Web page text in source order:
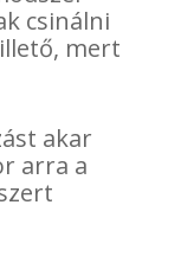
csinálni
mert
akar
arra a